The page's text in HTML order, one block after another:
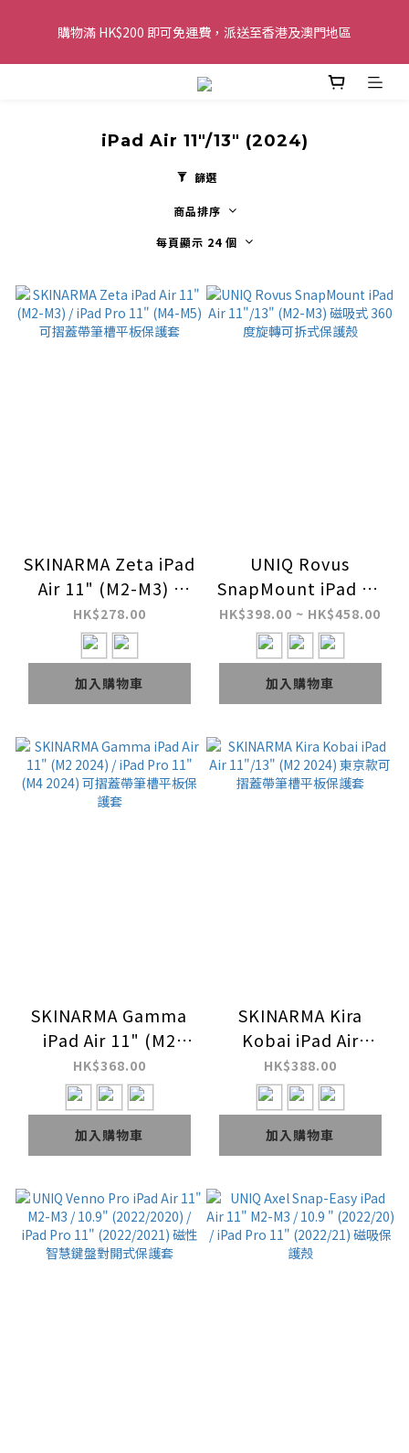
購物滿 HK$200 即可免運費，派送至香港及澳門地區
購物滿 HK$200 即可免運費，派送至香港及澳門地區
全單金額：每滿 HK$250，以轉數快或八達通方式付款，額外再減
歡迎 WhatsApp 6123 6918 查詢或電郵到
info@topwinner.com.hk
iPad Air 11"/13" (2024)
篩選
商品排序
每頁顯示 24 個
SKINARMA Zeta iPad
Air 11" (M2-M3) /
iPad Pro 11" (M4-
M5) 可摺蓋帶筆槽平
板保護套
HK$278.00
加入購物車
UNIQ Rovus
SnapMount iPad Air
11"/13" (M2-M3) 磁
吸式 360 度旋轉可拆
式保護殼
HK$398.00 ~ HK$458.00
加入購物車
SKINARMA Gamma
iPad Air 11" (M2
2024) / iPad Pro 11"
(M4 2024) 可摺蓋帶
筆槽平板保護套
HK$368.00
加入購物車
SKINARMA Kira
Kobai iPad Air
11"/13" (M2 2024)
東京款可摺蓋帶筆槽平
板保護套
HK$388.00
加入購物車